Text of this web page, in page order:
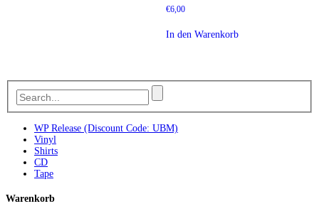
€6,00
In den Warenkorb
WP Release (Discount Code: UBM)
Vinyl
Shirts
CD
Tape
Warenkorb